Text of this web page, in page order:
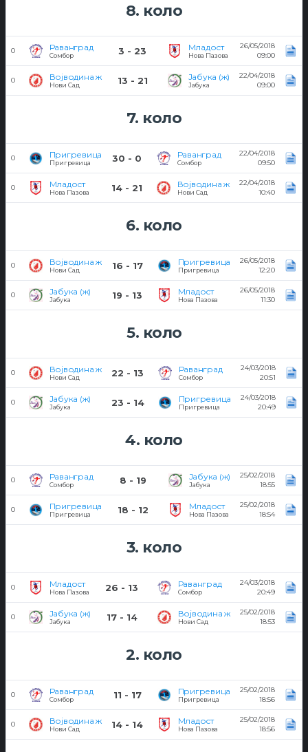
8. коло
0 Раванград
Сомбор 3 - 23 Младост
Нова Пазова
26/05/2018
09:00
0 Војводина ж
Нови Сад 13 - 21 Јабука (ж)
Јабука
22/04/2018
09:00
7. коло
0 Пригревица
Пригревица 30 - 0 Раванград
Сомбор
22/04/2018
09:50
0 Младост
Нова Пазова 14 - 21 Војводина ж
Нови Сад
22/04/2018
10:40
6. коло
0 Војводина ж
Нови Сад 16 - 17 Пригревица
Пригревица
26/05/2018
12:20
0 Јабука (ж)
Јабука 19 - 13 Младост
Нова Пазова
26/05/2018
11:30
5. коло
0 Војводина ж
Нови Сад 22 - 13 Раванград
Сомбор
24/03/2018
20:51
0 Јабука (ж)
Јабука 23 - 14 Пригревица
Пригревица
24/03/2018
20:49
4. коло
0 Раванград
Сомбор 8 - 19 Јабука (ж)
Јабука
25/02/2018
18:55
0 Пригревица
Пригревица 18 - 12 Младост
Нова Пазова
25/02/2018
18:54
3. коло
0 Младост
Нова Пазова 26 - 13 Раванград
Сомбор
24/03/2018
20:49
0 Јабука (ж)
Јабука 17 - 14 Војводина ж
Нови Сад
25/02/2018
18:53
2. коло
0 Раванград
Сомбор 11 - 17 Пригревица
Пригревица
25/02/2018
18:56
0 Војводина ж
Нови Сад 14 - 14 Младост
Нова Пазова
25/02/2018
18:56